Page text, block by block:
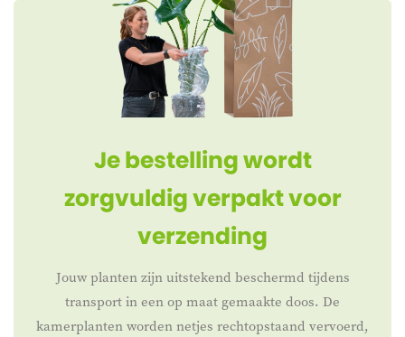
Je bestelling wordt
zorgvuldig verpakt voor
verzending
Jouw planten zijn uitstekend beschermd tijdens
transport in een op maat gemaakte doos. De
kamerplanten worden netjes rechtopstaand vervoerd,